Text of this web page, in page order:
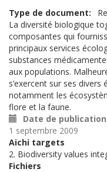
Type de document
La diversité biologique
composantes qui
principaux services
substances
aux populations.
s’exercent sur ses divers
notamment les
flore et la faune.
Date de
1 septembre 2009
Aichi targets
2. Biodiversity values
Fichiers